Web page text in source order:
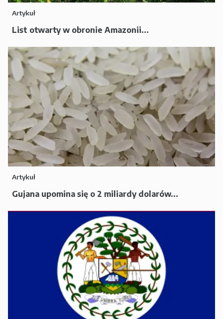
Artykuł
List otwarty w obronie Amazonii...
Artykuł
Gujana upomina się o 2 miliardy dolarów...